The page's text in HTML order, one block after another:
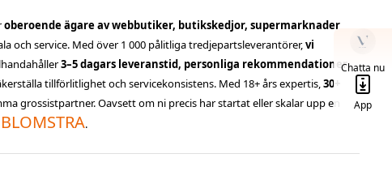
Chatta nu
App
oberoende ägare av webbutiker, butikskedjor, supermarknader
och service. Med över 1 000 pålitliga tredjepartsleverantörer,vi
3–5 dagars leveranstid, personliga rekommendationer,
tillförlitlighet och servicekonsistens. Med 18+ års expertis,30+
grossistpartner. Oavsett om ni precis har startat eller skalar upp en
.